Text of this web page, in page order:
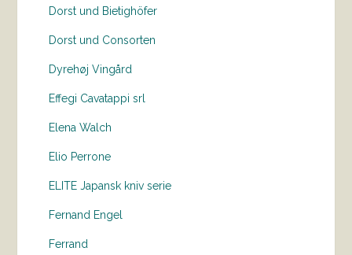
Dorst und Bietighöfer
Dorst und Consorten
Dyrehøj Vingård
Effegi Cavatappi srl
Elena Walch
Elio Perrone
ELITE Japansk kniv serie
Fernand Engel
Ferrand